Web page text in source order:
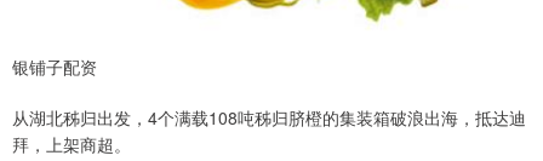
银铺子配资
从湖北秭归出发，4个满载108吨秭归脐橙的集装箱破浪出海，抵达迪
拜，上架商超。